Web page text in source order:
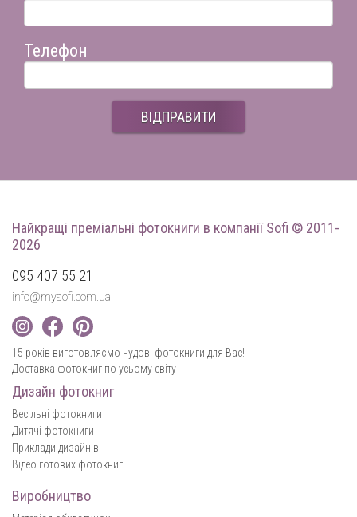
Телефон
ВІДПРАВИТИ
Найкращі преміальні фотокниги в компанії Sofi © 2011-
2026
095 407 55 21
info@mysofi.com.ua
15 років виготовляємо чудові фотокниги для Вас!
Доставка фотокниг по усьому світу
Дизайн фотокниг
Весільні фотокниги
Дитячі фотокниги
Приклади дизайнів
Відео готових фотокниг
Виробництво